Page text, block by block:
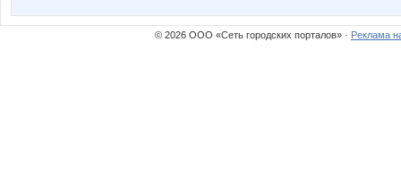
© 2026 ООО «Сеть городских порталов» · Реклама